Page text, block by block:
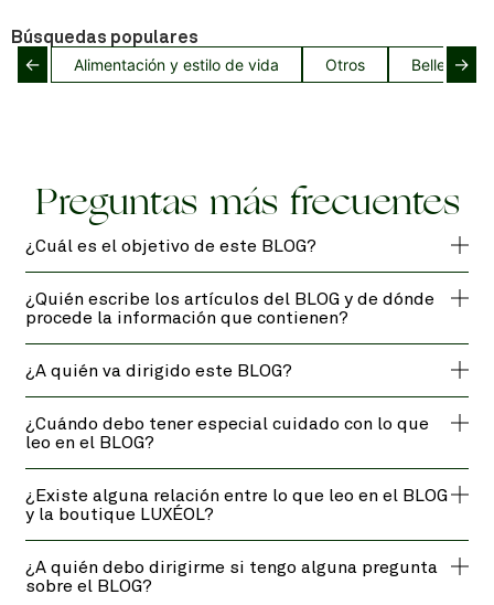
Búsquedas populares
← Alimentación y estilo de vida Otros Belleza
→
Preguntas más frecuentes
¿Cuál es el objetivo de este BLOG?
¿Quién escribe los artículos del BLOG y de dónde
procede la información que contienen?
¿A quién va dirigido este BLOG?
¿Cuándo debo tener especial cuidado con lo que
leo en el BLOG?
¿Existe alguna relación entre lo que leo en el BLOG
y la boutique LUXÉOL?
¿A quién debo dirigirme si tengo alguna pregunta
sobre el BLOG?